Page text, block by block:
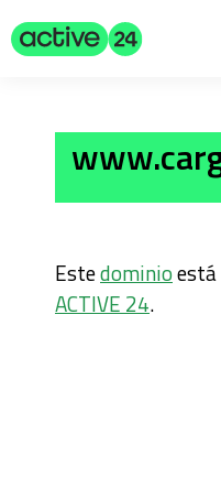
Estedominio
ACTIVE 24.